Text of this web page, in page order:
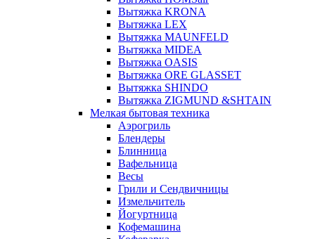
Вытяжка KRONA
Вытяжка LEX
Вытяжка MAUNFELD
Вытяжка MIDEA
Вытяжка OASIS
Вытяжка ORE GLASSET
Вытяжка SHINDO
Вытяжка ZIGMUND &SHTAIN
Мелкая бытовая техника
Аэрогриль
Блендеры
Блинница
Вафельница
Весы
Грили и Сендвичницы
Измельчитель
Йогуртница
Кофемашина